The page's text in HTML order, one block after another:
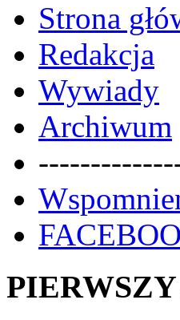
Strona
Redakcja
Wywiady
Archiwum